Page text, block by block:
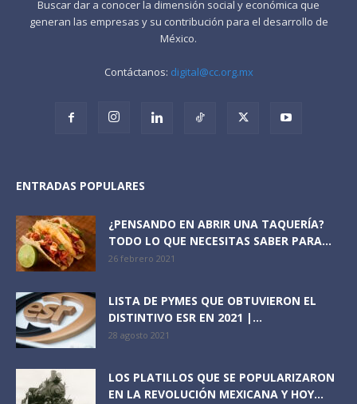
Buscar dar a conocer la dimensión social y económica que
generan las empresas y su contribución para el desarrollo de
México.
Contáctanos: digital@cc.org.mx
ENTRADAS POPULARES
¿PENSANDO EN ABRIR UNA TAQUERÍA?
TODO LO QUE NECESITAS SABER PARA...
26 febrero 2021
LISTA DE PYMES QUE OBTUVIERON EL
DISTINTIVO ESR EN 2021 |...
28 agosto 2021
LOS PLATILLOS QUE SE POPULARIZARON
EN LA REVOLUCIÓN MEXICANA Y HOY...